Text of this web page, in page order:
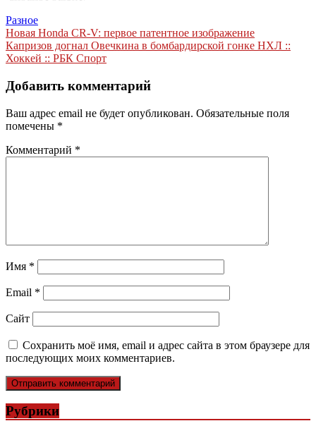
Разное
Навигация
по
Новая Honda CR-V: первое патентное изображение
Капризов догнал Овечкина в бомбардирской гонке НХЛ ::
Хоккей :: РБК Спорт
Добавить комментарий
Ваш адрес email не будет опубликован. Обязательные поля
помечены *
Комментарий *
Имя *
Email *
Сайт
Сохранить моё имя, email и адрес сайта в этом браузере для
последующих моих комментариев.
Рубрики